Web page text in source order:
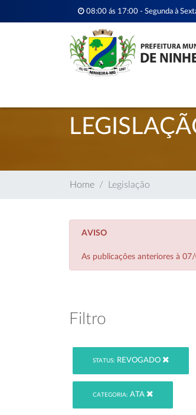
08:00 ás 17:00 - Segunda à
Home Legislação
AVISO
As publicações anteriores à
Filtro
STATUS: REVOGADO
CATEGORIA: ATA